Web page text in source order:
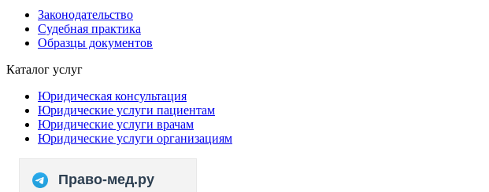
Законодательство
Судебная практика
Образцы документов
Каталог услуг
Юридическая консультация
Юридические услуги пациентам
Юридические услуги врачам
Юридические услуги организациям
Право-мед.ру